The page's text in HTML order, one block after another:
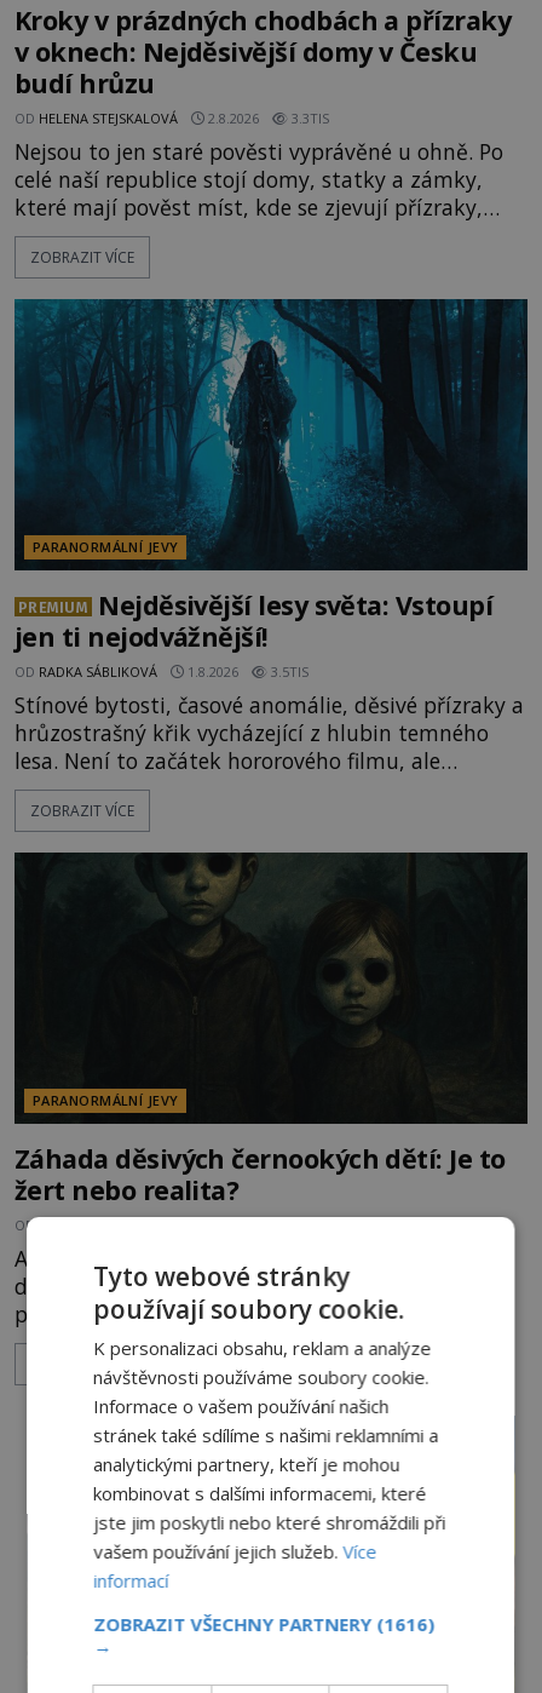
Kroky v prázdných chodbách a přízraky
v oknech: Nejděsivější domy v Česku
budí hrůzu
OD HELENA STEJSKALOVÁ 2.8.2026 3.3TIS
Nejsou to jen staré pověsti vyprávěné u ohně. Po
celé naší republice stojí domy, statky a zámky,
které mají pověst míst, kde se zjevují přízraky,
ozývají nevysvětlitelné zvuky nebo se dějí podivné
jevy. Zatímco historici většinou hledají racionální
lokality vykazují nápadně podobná svědectví po
celé generace. A právě tato opakující se svědectví
ZOBRAZIT VÍCE
PARANORMÁLNÍ JEVY
PREMIUM
Nejděsivější lesy světa: Vstoupí
jen ti nejodvážnější!
OD RADKA SÁBLIKOVÁ 1.8.2026 3.5TIS
Stínové bytosti, časové anomálie, děsivé přízraky a
hrůzostrašný křik vycházející z hlubin temného
lesa. Není to začátek hororového filmu, ale
události, které popisují návštěvníci lesů, které jsou
označovány jako nejděsivější na světě. Lidé bydlící
vyhýbají! Už jste o těchto lesích slyšeli? A odvážili
byste se je navštívit? [gallery ids="17
ZOBRAZIT VÍCE
PARANORMÁLNÍ JEVY
Záhada děsivých černookých dětí: Je to
žert nebo realita?
OD
Americký novinář Brian Bethel postává kolem
desáté večer u svého auta na opuštěném
parkovišti a kouří cigaretu. Když odhodí vajgl a
chystá se nastoupit do auta, přijdou k němu dva
mladí chlapci, kterým může být okolo 14 let.
„Pane, byl byste tak laskav a svezl nás domů? Je to
pouhých několik minut od tohoto parkoviště,“
zeptá se suverénně jeden z nich. P
ZOBRAZIT VÍCE
Tyto webové stránky
používají soubory cookie.
K personalizaci obsahu, reklam a analýze
návštěvnosti používáme soubory cookie.
Informace o vašem používání našich
stránek také sdílíme s našimi reklamními a
analytickými partnery, kteří je mohou
kombinovat s dalšími informacemi, které
jste jim poskytli nebo které shromáždili při
vašem používání jejich služeb.Více
informací
ZOBRAZIT VŠECHNY PARTNERY (1616)
→